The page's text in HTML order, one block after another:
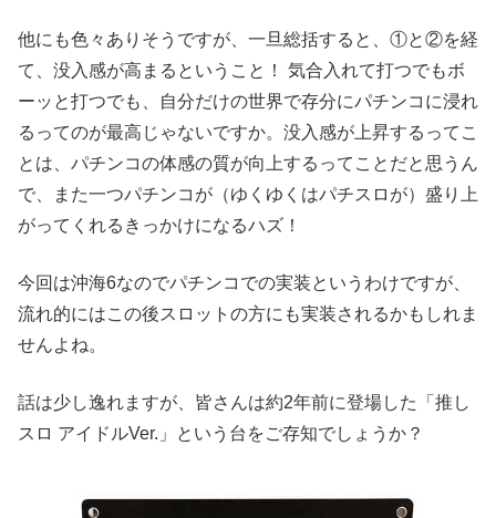
他にも色々ありそうですが、一旦総括すると、①と②を経
て、没入感が高まるということ！ 気合入れて打つでもボ
ーッと打つでも、自分だけの世界で存分にパチンコに浸れ
るってのが最高じゃないですか。没入感が上昇するってこ
とは、パチンコの体感の質が向上するってことだと思うん
で、また一つパチンコが（ゆくゆくはパチスロが）盛り上
がってくれるきっかけになるハズ！
今回は沖海6なのでパチンコでの実装というわけですが、
流れ的にはこの後スロットの方にも実装されるかもしれま
せんよね。
話は少し逸れますが、皆さんは約2年前に登場した「推し
スロ アイドルVer.」という台をご存知でしょうか？